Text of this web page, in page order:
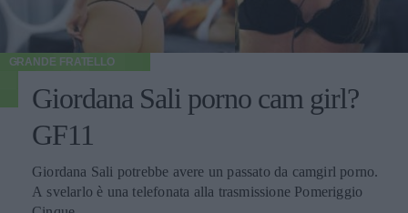
GRANDE FRATELLO
Giordana Sali porno cam girl?
GF11
Giordana Sali potrebbe avere un passato da camgirl porno.
A svelarlo è una telefonata alla trasmissione Pomeriggio